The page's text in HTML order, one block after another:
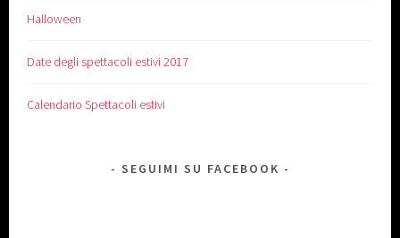
Halloween
Date degli spettacoli estivi 2017
Calendario Spettacoli estivi
SEGUIMI SU FACEBOOK